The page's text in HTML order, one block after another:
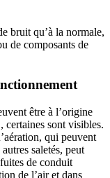
bruit qu’à la normale,
de composants de
être à l’origine
sont visibles.
qui peuvent
saletés, peut
de conduit
de l’air et dans